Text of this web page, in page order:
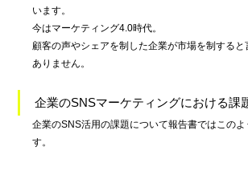
います。
今はマーケティング4.0時代。
顧客の声やシェアを制した企業が市場を制すると
ありません。
企業のSNSマーケティングにおける課
企業のSNS活用の課題について報告書ではこのよ
す。